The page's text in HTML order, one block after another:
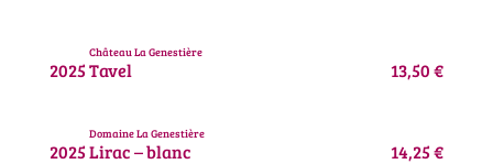
2025
Château La Genestière
Tavel 13,50 €
2025
Domaine La Genestière
Lirac – blanc 14,25 €